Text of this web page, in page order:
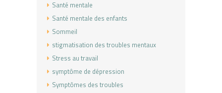
Santé mentale
Santé mentale des enfants
Sommeil
stigmatisation des troubles mentaux
Stress au travail
symptôme de dépression
Symptômes des troubles